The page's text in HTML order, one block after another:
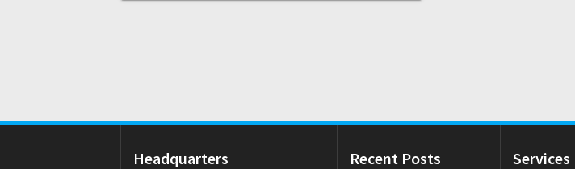
Headquarters Recent Posts Services